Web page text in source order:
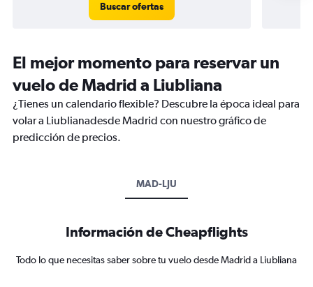
Buscar ofertas
El mejor momento para reservar un
vuelo de Madrid a Liubliana
¿Tienes un calendario flexible? Descubre la época ideal para
volar a Liublianadesde Madrid con nuestro gráfico de
predicción de precios.
MAD-LJU
Información de Cheapflights
Todo lo que necesitas saber sobre tu vuelo desde Madrid a Liubliana